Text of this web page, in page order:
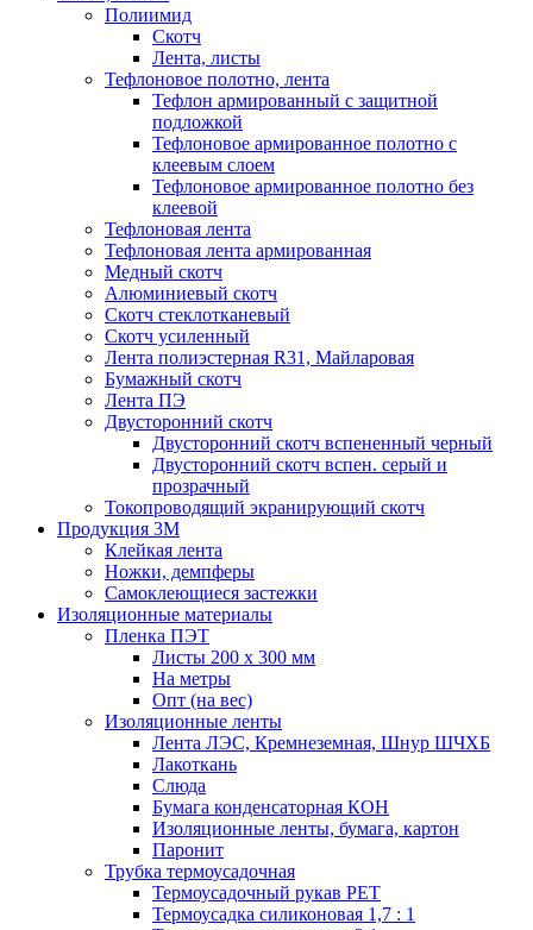
Полиимид
Скотч
Лента, листы
Тефлоновое полотно, лента
Тефлон армированный с защитной
подложкой
Тефлоновое армированное полотно с
клеевым слоем
Тефлоновое армированное полотно без
клеевой
Тефлоновая лента
Тефлоновая лента армированная
Медный скотч
Алюминиевый скотч
Скотч стеклотканевый
Скотч усиленный
Лента полиэстерная R31, Майларовая
Бумажный скотч
Лента ПЭ
Двусторонний скотч
Двусторонний скотч вспененный черный
Двусторонний скотч вспен. серый и
прозрачный
Токопроводящий экранирующий скотч
Продукция 3M
Клейкая лента
Ножки, демпферы
Самоклеющиеся застежки
Изоляционные материалы
Пленка ПЭТ
Листы 200 х 300 мм
На метры
Опт (на вес)
Изоляционные ленты
Лента ЛЭС, Кремнеземная, Шнур ШЧХБ
Лакоткань
Слюда
Бумага конденсаторная КОН
Изоляционные ленты, бумага, картон
Паронит
Трубка термоусадочная
Термоусадочный рукав PET
Термоусадка силиконовая 1,7 : 1